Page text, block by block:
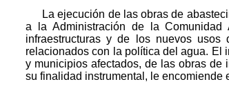
La ejecución de las obras de
a la Administración de la
infraestructuras y de los nuevos
relacionados con la política del agua. El
y municipios afectados, de las obras de
su finalidad instrumental, le encomiende